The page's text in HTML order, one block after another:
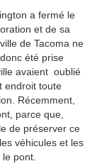
a fermé le
et de sa
de Tacoma ne
été prise
avaient oublié
endroit toute
Récemment,
parce que,
de préserver ce
véhicules et les
pont.